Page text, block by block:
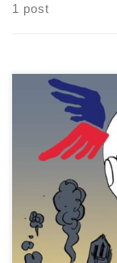
1 post
Ovaj izvještaj se
kao podsjećanje
Populaire već
svim žrtvama,
na engleskom